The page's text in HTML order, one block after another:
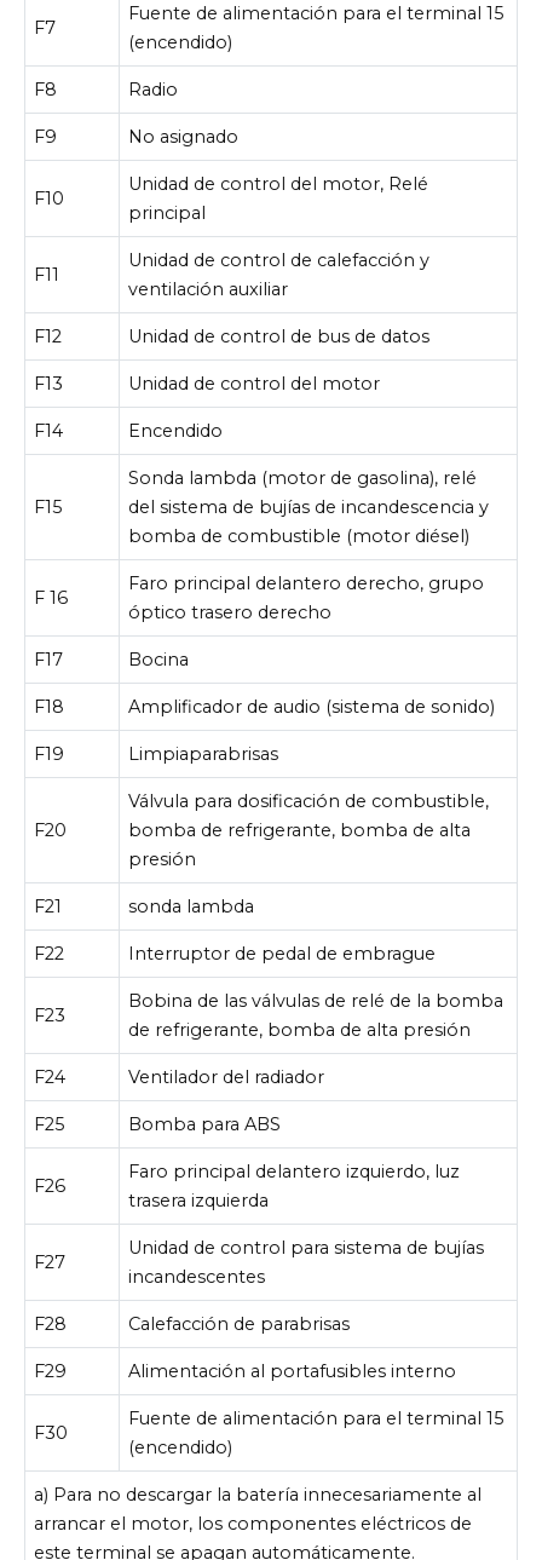
F7
Fuente de alimentación para el terminal 15
(encendido)
F8 Radio
F9 No asignado
F10
Unidad de control del motor, Relé
principal
F11
Unidad de control de calefacción y
ventilación auxiliar
F12 Unidad de control de bus de datos
F13 Unidad de control del motor
F14 Encendido
F15
Sonda lambda (motor de gasolina), relé
del sistema de bujías de incandescencia y
bomba de combustible (motor diésel)
F 16
Faro principal delantero derecho, grupo
óptico trasero derecho
F17 Bocina
F18 Amplificador de audio (sistema de sonido)
F19 Limpiaparabrisas
F20
Válvula para dosificación de combustible,
bomba de refrigerante, bomba de alta
presión
F21 sonda lambda
F22 Interruptor de pedal de embrague
F23
Bobina de las válvulas de relé de la bomba
de refrigerante, bomba de alta presión
F24 Ventilador del radiador
F25 Bomba para ABS
F26
Faro principal delantero izquierdo, luz
trasera izquierda
F27
Unidad de control para sistema de bujías
incandescentes
F28 Calefacción de parabrisas
F29 Alimentación al portafusibles interno
F30
Fuente de alimentación para el terminal 15
(encendido)
a) Para no descargar la batería innecesariamente al
arrancar el motor, los componentes eléctricos de
este terminal se apagan automáticamente.